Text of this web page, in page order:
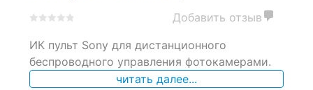
out
of
based
Добавить отзыв
ИК пульт Sony для дистанционного
беспроводного управления фотокамерами.
читать далее...